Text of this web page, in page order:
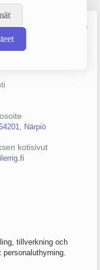
Lähde: YTJ, PRH, Traficom
Närpiö
kotisivut
tillverkning och
personaluthyrning.